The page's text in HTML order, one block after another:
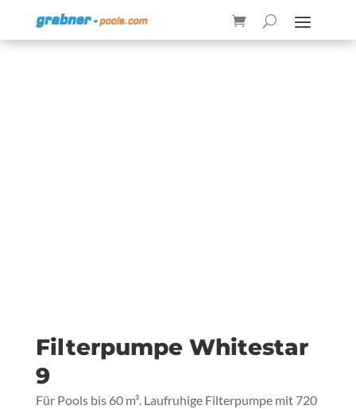
Filterpumpe Whitestar
9
Für Pools bis 60 m³. Laufruhige Filterpumpe mit 720